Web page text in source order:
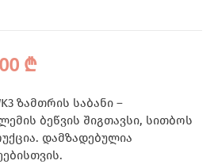
₾
ზამთრის საბანი –
ბეწვის შიგთავსი, სითბოს
დამზადებულია